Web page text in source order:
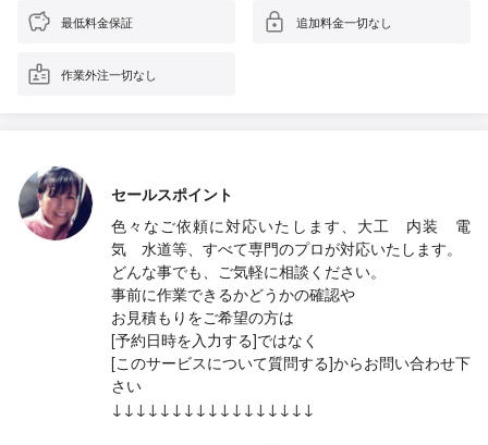
最低料金保証 追加料金一切なし
作業外注一切なし
セールスポイント
色々なご依頼に対応いたします、大工 内装 電
気 水道等、すべて専門のプロが対応いたします。
どんな事でも、ご気軽に相談ください。
事前に作業できるかどうかの確認や
お見積もりをご希望の方は
[予約日時を入力する]ではなく
[このサービスについて質問する]からお問い合わせ下
さい
↓↓↓↓↓↓↓↓↓↓↓↓↓↓↓↓↓